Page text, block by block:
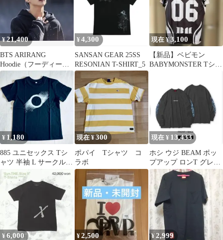
¥21,400
BTS ARIRANG
Hoodie（フーディー）
Black Lサイズ 新品公式
¥ 4,300
SANSAN GEAR 25SS
RESONIAN T-SHIRT_5
現在 ¥3,100
【新品】ベビモン
BABYMONSTER Tシャ
¥ 1,180
885 ユニセックス Tシ
ャツ 半袖 L サークル
グラフィック モード ア
ート
現在 ¥300
ポパイ Tシャツ コ
ラボ
現在 ¥ 13,433
ホシ ウジ BEAM ポッ
プアップ ロンT グレー
セブンティーン
¥6,000 ¥2,500 ¥2,999